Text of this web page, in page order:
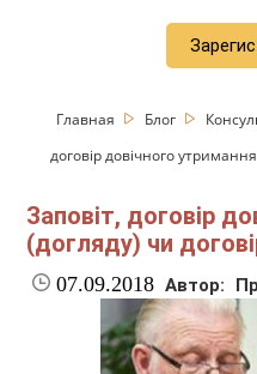
Главная Блог
договір довічного
Заповіт, договір
(догляду) чи
07.09.2018 Автор: